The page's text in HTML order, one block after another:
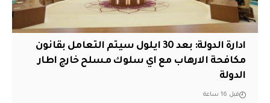
ادارة الدولة: بعد 30 ايلول سيتم التعامل بقانون
مكافحة الارهاب مع اي سلوك مسلح خارج اطار
الدولة
قبل 16 ساعة